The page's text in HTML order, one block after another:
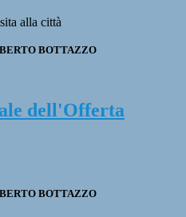
alla città
BOTTAZZO
dell'Offerta
BOTTAZZO